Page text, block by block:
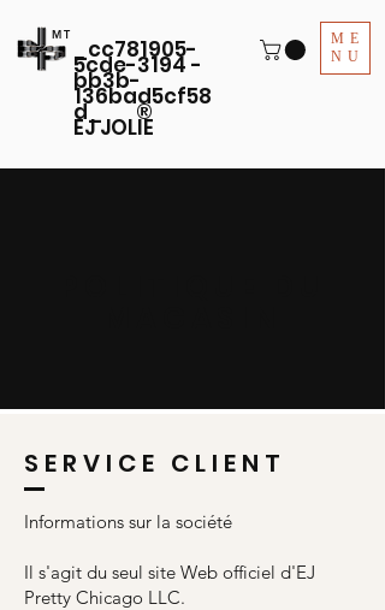
MT
_cc781905-
5cde-3194 -
bb3b-
136bad5cf58
d_ ®
EJ JOLIE
ME
NU
SERVICE CLIENT
Informations sur la société
Il s'agit du seul site Web officiel d'EJ
Pretty Chicago LLC.